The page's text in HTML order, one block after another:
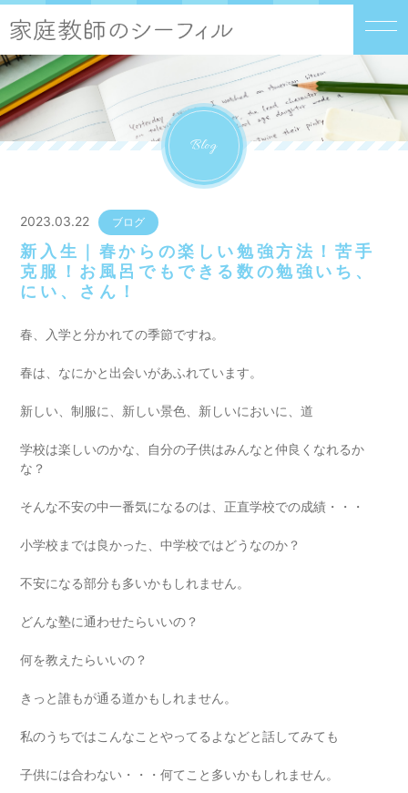
Blog
2023.03.22 ブログ
新入生｜春からの楽しい勉強方法！苦手
克服！お風呂でもできる数の勉強いち、
にい、さん！
春、入学と分かれての季節ですね。
春は、なにかと出会いがあふれています。
新しい、制服に、新しい景色、新しいにおいに、道
学校は楽しいのかな、自分の子供はみんなと仲良くなれるか
な？
そんな不安の中一番気になるのは、正直学校での成績・・・
小学校までは良かった、中学校ではどうなのか？
不安になる部分も多いかもしれません。
どんな塾に通わせたらいいの？
何を教えたらいいの？
きっと誰もが通る道かもしれません。
私のうちではこんなことやってるよなどと話してみても
子供には合わない・・・何てこと多いかもしれません。